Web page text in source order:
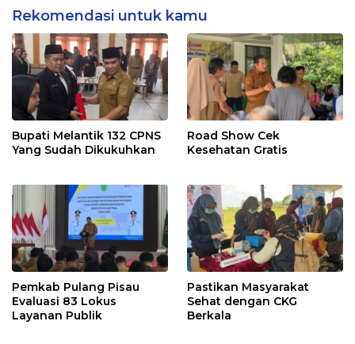
Rekomendasi untuk kamu
Bupati Melantik 132 CPNS
Yang Sudah Dikukuhkan
Road Show Cek
Kesehatan Gratis
Pemkab Pulang Pisau
Evaluasi 83 Lokus
Layanan Publik
Pastikan Masyarakat
Sehat dengan CKG
Berkala